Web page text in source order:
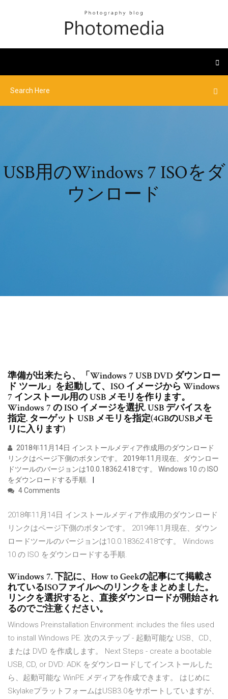
USB用のWindows 7 ISOをダ
ウンロード
準備が出来たら、「Windows 7 USB DVD ダウンロー
ド ツール」を起動して、ISO イメージから Windows
7 インストール用の USB メモリを作ります。
Windows 7 の ISO イメージを選択. USB デバイスを
指定. ターゲット USB メモリを指定(4GBのUSBメモ
リに入ります)
2018年11月14日 インストールメディア作成用のダウンロード
リンクはページ下側のボタンです。 2019年11月現在、ダウンロー
ドツールのバージョンは10.0.18362.418です。 Windows 10 の ISO
をダウンロードする手順.
4 Comments
2018年11月14日 インストールメディア作成用のダウンロード
リンクはページ下側のボタンです。 2019年11月現在、ダウン
ロードツールのバージョンは10.0.18362.418です。 Windows
10 の ISO をダウンロードする手順.
Windows 7. 下記に、How to Geekの記事にて掲載さ
れているISOファイルへのリンクをまとめました。
リンクを選択すると、直接ダウンロードが開始され
るのでご注意ください。
Windows Preinstallation Environment: includes the files used
to install Windows PE. 次のステップ - 起動可能な USB、CD、
または DVD を作成します。 Next Steps - create a bootable
USB, CD, or DVD: ADK をダウンロードしてインストールした
ら、起動可能な WinPE メディアを作成できます。 はじめに
SkylakeプラットフォームはUSB3.0をサポートしていますが、